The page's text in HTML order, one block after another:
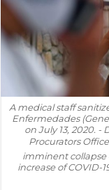
A medical staff
Enfermedades
on July 13, 2020.
Procurators
imminent collapse
increase of COVID-